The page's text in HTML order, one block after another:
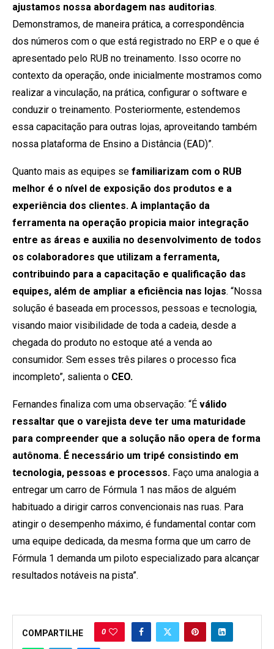
ajustamos nossa abordagem nas auditorias.
Demonstramos, de maneira prática, a correspondência
dos números com o que está registrado no ERP e o que é
apresentado pelo RUB no treinamento. Isso ocorre no
contexto da operação, onde inicialmente mostramos como
realizar a vinculação, na prática, configurar o software e
conduzir o treinamento. Posteriormente, estendemos
essa capacitação para outras lojas, aproveitando também
nossa plataforma de Ensino a Distância (EAD)”.
Quanto mais as equipes se familiarizam com o RUB
melhor é o nível de exposição dos produtos e a
experiência dos clientes. A implantação da
ferramenta na operação propicia maior integração
entre as áreas e auxilia no desenvolvimento de todos
os colaboradores que utilizam a ferramenta,
contribuindo para a capacitação e qualificação das
equipes, além de ampliar a eficiência nas lojas. “Nossa
solução é baseada em processos, pessoas e tecnologia,
visando maior visibilidade de toda a cadeia, desde a
chegada do produto no estoque até a venda ao
consumidor. Sem esses três pilares o processo fica
incompleto”, salienta o CEO.
Fernandes finaliza com uma observação: “É válido
ressaltar que o varejista deve ter uma maturidade
para compreender que a solução não opera de forma
autônoma. É necessário um tripé consistindo em
tecnologia, pessoas e processos. Faço uma analogia a
entregar um carro de Fórmula 1 nas mãos de alguém
habituado a dirigir carros convencionais nas ruas. Para
atingir o desempenho máximo, é fundamental contar com
uma equipe dedicada, da mesma forma que um carro de
Fórmula 1 demanda um piloto especializado para alcançar
resultados notáveis na pista”.
COMPARTILHE 0